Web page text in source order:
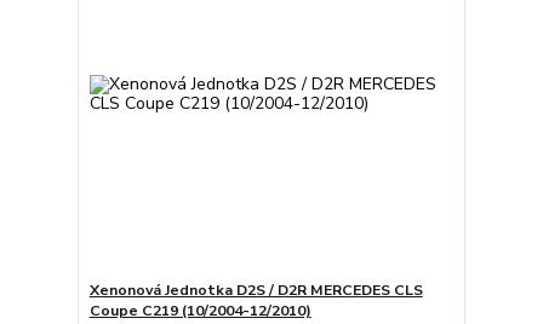
Xenonová Jednotka D2S / D2R MERCEDES CLS
Coupe C219 (10/2004-12/2010)